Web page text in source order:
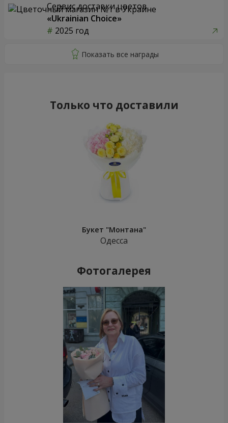
Сервис доставки цветов
«Ukrainian Choice»
2025 год
Только что доставили
Букет "Монтана"
Одесса
Фотогалерея